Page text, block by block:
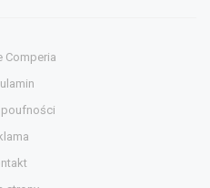
Comperia
poufności